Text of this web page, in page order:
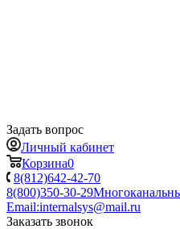
Задать вопрос
Личный кабинет
Корзина0
8(812)642-42-70
8(800)350-30-29
Email:internalsys@mail.ru
Заказать звонок